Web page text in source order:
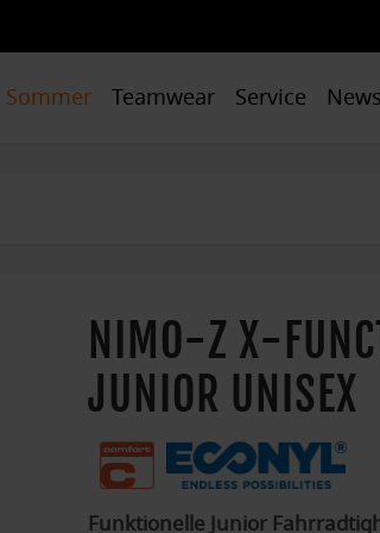
Sommer Teamwear Service News
NIMO-Z X-
JUNIOR UNISEX
Funktionelle Junior